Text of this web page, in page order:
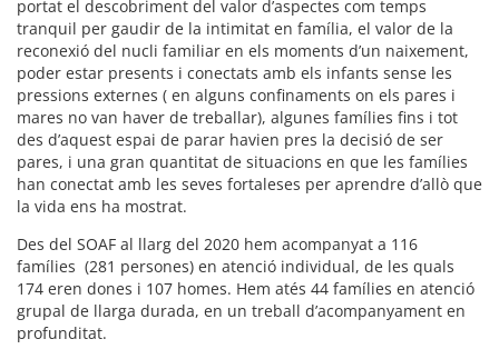
portat el descobriment del valor d’aspectes com temps
tranquil per gaudir de la intimitat en família, el valor de la
reconexió del nucli familiar en els moments d’un naixement,
poder estar presents i conectats amb els infants sense les
pressions externes ( en alguns confinaments on els pares i
mares no van haver de treballar), algunes famílies fins i tot
des d’aquest espai de parar havien pres la decisió de ser
pares, i una gran quantitat de situacions en que les famílies
han conectat amb les seves fortaleses per aprendre d’allò que
la vida ens ha mostrat.
Des del SOAF al llarg del 2020 hem acompanyat a 116
famílies (281 persones) en atenció individual, de les quals
174 eren dones i 107 homes. Hem atés 44 famílies en atenció
grupal de llarga durada, en un treball d’acompanyament en
profunditat.